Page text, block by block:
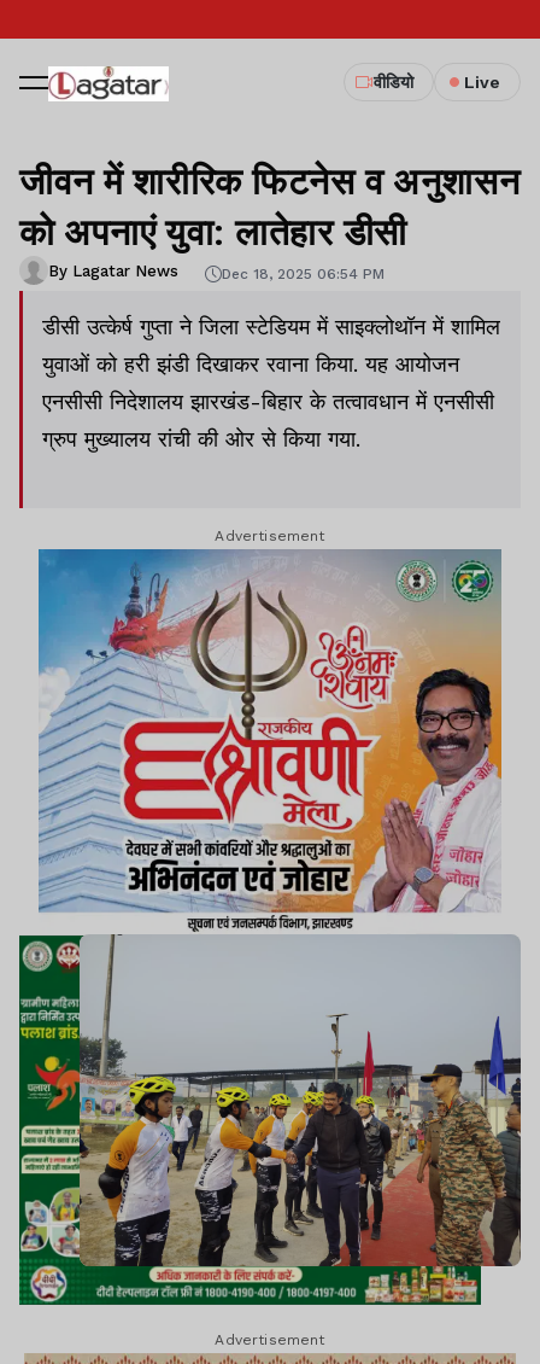
वीडियो Live
जीवन में शारीरिक फिटनेस व अनुशासन
को अपनाएं युवा: लातेहार डीसी
By Lagatar News Dec 18, 2025 06:54 PM
डीसी उत्केर्ष गुप्ता ने जिला स्टेडियम में साइक्लोथॉन में शामिल
युवाओं को हरी झंडी दिखाकर रवाना किया. यह आयोजन
एनसीसी निदेशालय झारखंड-बिहार के तत्वावधान में एनसीसी
ग्रुप मुख्यालय रांची की ओर से किया गया.
Advertisement
Advertisement